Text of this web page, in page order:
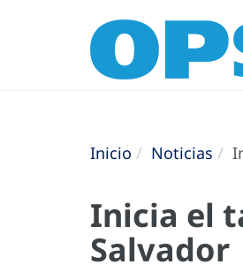
Inicio Noticias
Inicia el
Salvador